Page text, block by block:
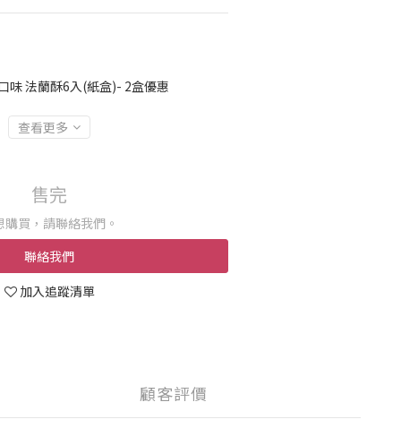
味 法蘭酥6入(紙盒)- 2盒優惠
查看更多
售完
購買，請聯絡我們。
聯絡我們
加入追蹤清單
顧客評價